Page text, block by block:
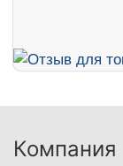
Компания